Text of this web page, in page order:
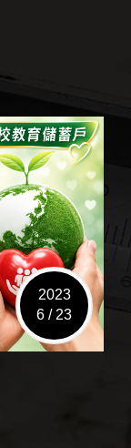
2023
6 / 23